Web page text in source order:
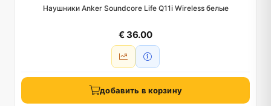
Наушники Anker Soundcore Life Q11i Wireless белые
€ 36.00
добавить в корзину